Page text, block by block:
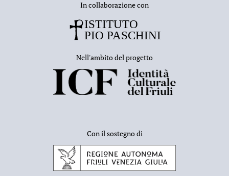
In collaborazione con
Nell'ambito del progetto
Con il sostegno di